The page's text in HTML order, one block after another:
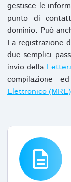
gestisce le
punto di
dominio. Può
La registrazione
due semplici
invio della
compilazione
Elettronico (MRE)
description